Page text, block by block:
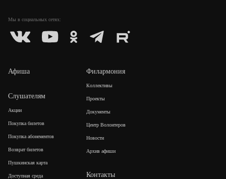
Мы в социальных сетях:
Афиша
Слушателям
Акции
Покупка билетов
Покупка абонементов
Возврат билетов
Пушкинская карта
Доступная среда
Филармония
Коллективы
Проекты
Документы
Центр Волонтеров
Новости
Архив афиши
Контакты